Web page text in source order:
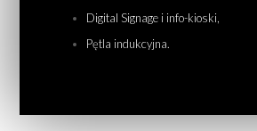
Digital Signage i info-kioski,
Pętla indukcyjna.